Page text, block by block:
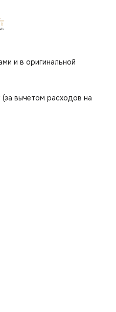
и в оригинальной
вычетом расходов на